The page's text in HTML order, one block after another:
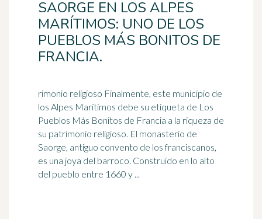
SAORGE EN LOS ALPES
MARÍTIMOS: UNO DE LOS
PUEBLOS MÁS BONITOS DE
FRANCIA.
rimonio religioso Finalmente, este municipio de
los Alpes Marítimos debe su etiqueta de Los
Pueblos Más Bonitos de Francia a la riqueza de
su patrimonio religioso. El monasterio de
Saorge, antiguo convento de los franciscanos,
es una joya del barroco. Construido en lo alto
del pueblo entre 1660 y ...